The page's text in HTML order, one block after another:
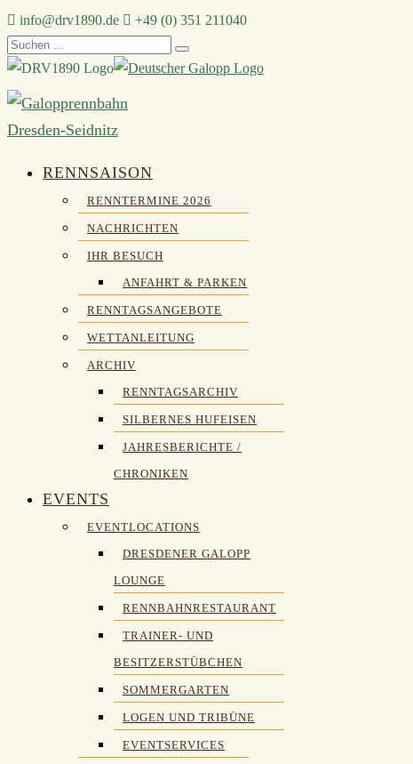
Zum
Inhalt
springen
info@drv1890.de​
+49 (0) 351 211040
Suchen
nach:
RENNSAISON
RENNTERMINE 2026
NACHRICHTEN
IHR BESUCH
ANFAHRT & PARKEN
RENNTAGSANGEBOTE
WETTANLEITUNG
ARCHIV
RENNTAGSARCHIV
SILBERNES HUFEISEN
JAHRESBERICHTE /
CHRONIKEN
EVENTS
EVENTLOCATIONS
DRESDENER GALOPP
LOUNGE
RENNBAHNRESTAURANT
TRAINER- UND
BESITZERSTÜBCHEN
SOMMERGARTEN
LOGEN UND TRIBÜNE
EVENTSERVICES